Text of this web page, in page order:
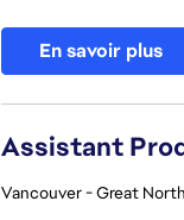
En savoir plus
Assistant
Vancouver - Great